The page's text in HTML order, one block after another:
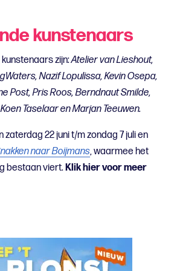
kunstenaars
zijn:Atelier van Lieshout,
Nazif Lopulissa, Kevin Osepa,
Post, Pris Roos, Berndnaut Smilde,
Taselaar en Marjan Teeuwen.
zaterdag 22 juni t/m zondag 7 juli en
naar Boijmans, waarmee het
bestaan viert.Klik hier voor meer